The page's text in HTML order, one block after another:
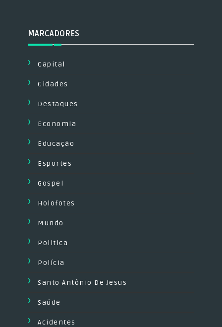
MARCADORES
Capital
Cidades
Destaques
Economia
Educação
Esportes
Gospel
Holofotes
Mundo
Politica
Polícia
Santo Antônio De Jesus
Saúde
Acidentes